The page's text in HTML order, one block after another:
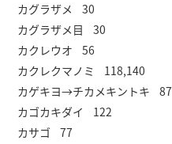
カグラザメ 30
カグラザメ目 30
カクレウオ 56
カクレクマノミ 118,140
カゲキヨ→チカメキントキ 87
カゴカキダイ 122
カサゴ 77